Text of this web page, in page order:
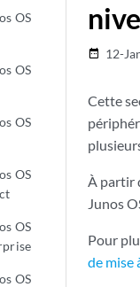
OS
OS
OS
OS
OS
OS
date_range 12-
Cette
À partir
Junos
Pour
de mise